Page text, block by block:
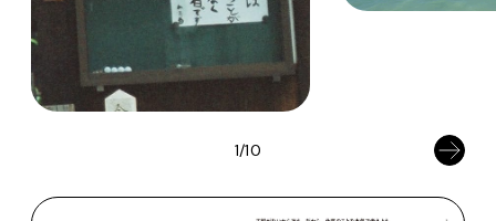
1/10